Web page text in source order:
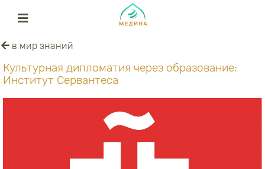
в мир знаний
Культурная дипломатия через образование:
Институт Сервантеса